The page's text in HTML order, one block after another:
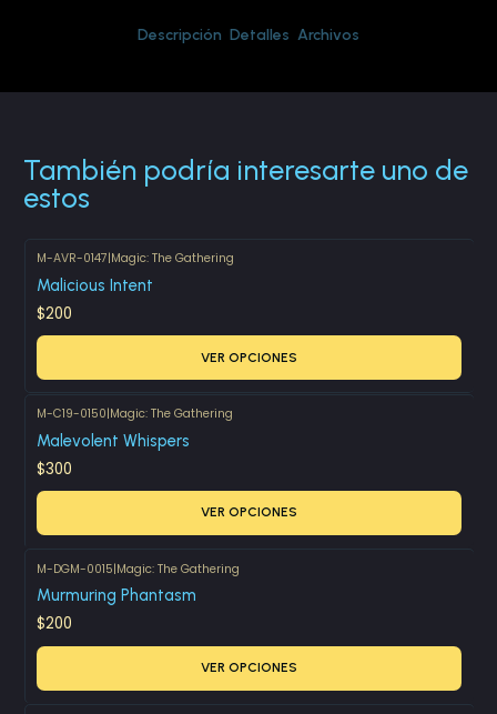
Descripción Detalles Archivos
También podría interesarte uno de
estos
M-AVR-0147|Magic: The Gathering
Malicious Intent
$200
VER OPCIONES
M-C19-0150|Magic: The Gathering
Malevolent Whispers
$300
VER OPCIONES
M-DGM-0015|Magic: The Gathering
Murmuring Phantasm
$200
VER OPCIONES